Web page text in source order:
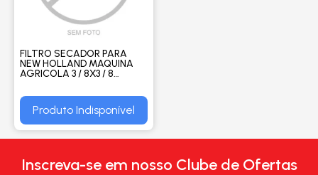
FILTRO SECADOR PARA
NEW HOLLAND MAQUINA
AGRICOLA 3 / 8X3 / 8
Produto Indisponível
Inscreva-se em nosso Clube de Ofertas